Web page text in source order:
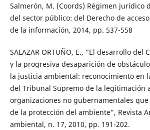
Salmerón, M. (Coords) Régimen jurídico
del sector público: del Derecho de
de la información, 2014, pp. 537-558
SALAZAR ORTUÑO, E., “El desarrollo del
y la progresiva desaparición de
la justicia ambiental: reconocimiento en
del Tribunal Supremo de la legitimación
organizaciones no gubernamentales
de la protección del ambiente”, Revista
ambiental, n. 17, 2010, pp. 191-202.